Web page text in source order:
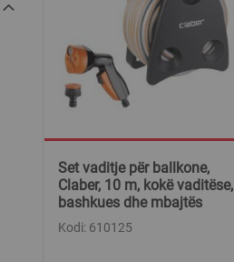
Set vaditje për ballkone,
Claber, 10 m, kokë vaditëse,
bashkues dhe mbajtës
Kodi: 610125